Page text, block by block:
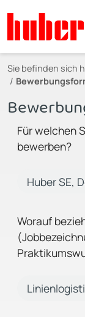
Sie befinden sich
Für welchen
bewerben?
Worauf